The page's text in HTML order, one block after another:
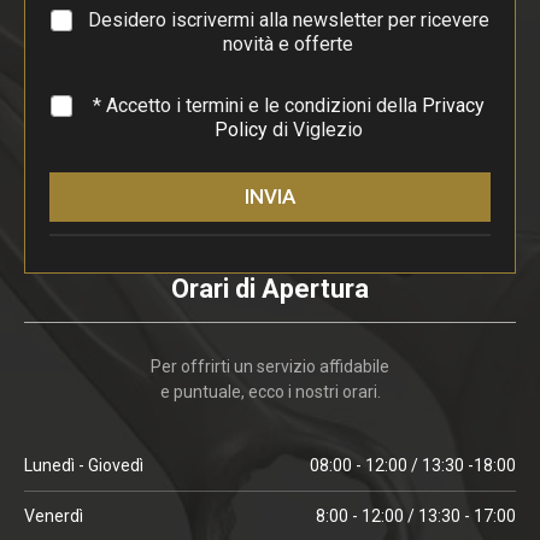
a
f
Desidero iscrivermi alla newsletter per ricevere
novità e offerte
* * Accetto i termini e le condizioni della Privacy
Policydi Viglezio
INVIA
Orari di Apertura
Per offrirti un servizio affidabile
e puntuale, ecco i nostri orari.
Lunedì - Giovedì 08:00 - 12:00 / 13:30 -18:00
Venerdì 8:00 - 12:00 / 13:30 - 17:00